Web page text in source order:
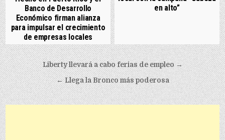
Banco de Desarrollo
Económico firman alianza
para impulsar el crecimiento
de empresas locales
en alto”
Post navigation
Liberty llevará a cabo ferias de empleo →
← Llega la Bronco más poderosa